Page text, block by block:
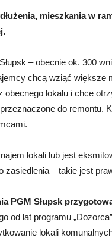
mieszkania w
– obecnie ok. 300
chcą wziąć większe
lokalu i chce
do remontu.
lokali lub jest
zasiedlenia – takie jest
PGM Słupsk
od lat programu
lokali